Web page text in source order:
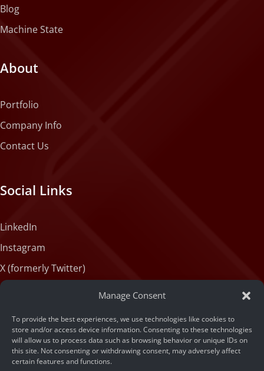
Manage Consent
To provide the best experiences, we use technologies like cookies to
store and/or access device information. Consenting to these technologies
will allow us to process data such as browsing behavior or unique IDs on
this site. Not consenting or withdrawing consent, may adversely affect
certain features and functions.
Blog
Machine State
About
Portfolio
Company Info
Contact Us
Social Links
LinkedIn
Instagram
X (formerly Twitter)
Medium
Tiktok